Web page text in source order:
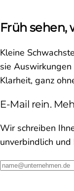
Früh sehen,
Kleine
sie
Klarheit, ganz
E-Mail rein.
Wir schreiben
unverbindlich